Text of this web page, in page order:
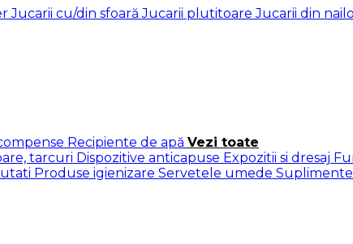
Jucarii cu/din sfoarăJucarii plutitoareJucarii din
Recipiente de apă Vezi toate
tarcuri Dispozitive anticapuse Expozitii si dresaj
Produse igienizare Servetele umede